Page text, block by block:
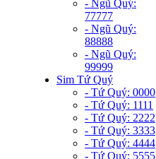
- Ngũ Quý:
77777
- Ngũ Quý:
88888
- Ngũ Quý:
99999
Sim Tứ Quý
- Tứ Quý: 0000
- Tứ Quý: 1111
- Tứ Quý: 2222
- Tứ Quý: 3333
- Tứ Quý: 4444
- Tứ Quý: 5555